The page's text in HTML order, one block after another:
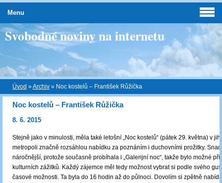
Svobodné noviny na internetu
Úvod »Archiv » Noc kostelů – František Růžička
Noc kostelů – František Růžička
8. 6. 2015
Stejně jako v minulosti, měla také letošní „Noc kostelů“ (pátek 29. května) v
metropoli značně rozsáhlou nabídku za poznáním i duchovními prožitky.
náročnější, protože současně probíhala i „Galerijní noc“, takže bylo možné
kulturních zážitků. Každý zájemce měl tedy možnost vybrat si podle svého
časové možnosti. Ta byla do 16 hodin až do půlnoci. Dovolím si zpětně
Menu